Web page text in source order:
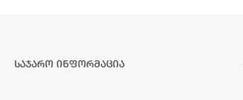
საჯარო ინფორმაცია